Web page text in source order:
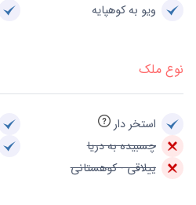
ویو به کوهپایه
نوع ملک
استخر دار
چسبیده به دریا
ییلاقی - کوهستانی